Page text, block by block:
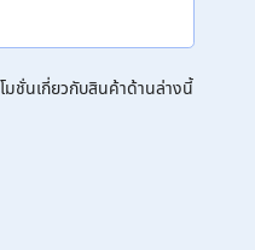
มชั่นเกี่ยวกับสินค้าด้านล่างนี้